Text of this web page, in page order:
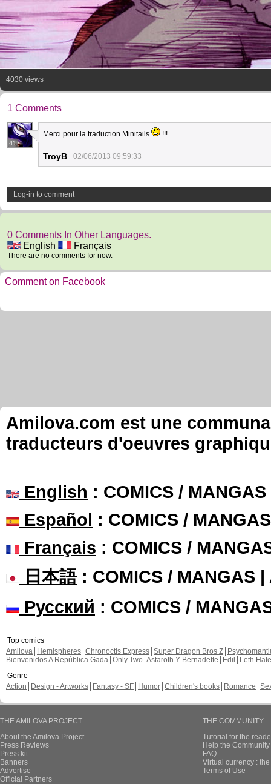
4030 views
1 Comments
41
Merci pour la traduction Minitails !!!
TroyB 02/06/2013 09:59:33
Log-in to comment
0 Comments In Other Languages.
English
Français
There are no comments for now.
Comment on Facebook
Amilova.com est une
traducteurs d'oeuvres
English : COMICS /
Español : COMICS /
Français : COMICS /
日本語: COMICS / MANGAS |
Русский : COMICS /
Top comics
Amilova
Hemispheres Chronoctis Express Super Dragon Bros Z
Bienvenidos A República Gada Only Two Astaroth Y Bernadette Edil
Leth Hate
Genre
Action
Design - Artworks Fantasy - SF Humor Children's books Romance
THE AMILOVA PROJECT
About the Amilova Project
Press Reviews
Press kit
Banners
Advertise
Official Partners
THE COMMUNITY
Tutorial for the
Help the
FAQ
Virtual currency :
Terms of Use